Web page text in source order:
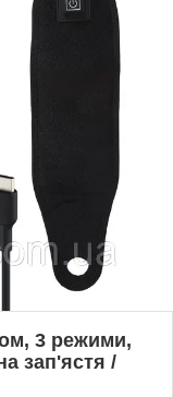
3 режими,
зап'ястя /